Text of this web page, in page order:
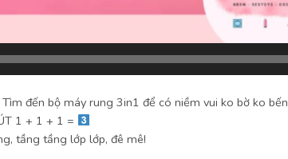
đến bộ máy rung 3in1 để có niềm vui ko bờ ko bến
1 + 1 + 1 =
tầng tầng lớp lớp, đê mê!